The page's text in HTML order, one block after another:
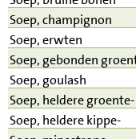
Soep, champignon
Soep, erwten
Soep, gebonden
Soep, goulash
Soep, heldere groente-
Soep, heldere kippe-